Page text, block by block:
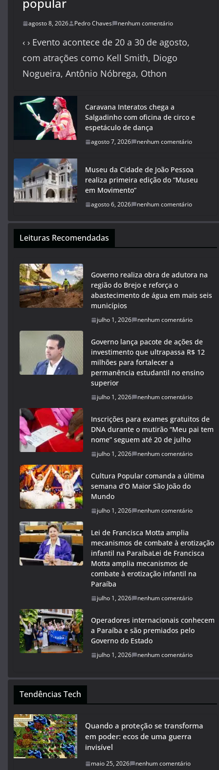
agosto 8, 2026 Pedro Chaves nenhum comentário
‹ › Evento acontece de 20 a 30 de agosto,
com atrações como Kell Smith, Diogo
Nogueira, Antônio Nóbrega, Othon
Caravana Interatos chega a
Salgadinho com oficina de circo e
espetáculo de dança
agosto 7, 2026 nenhum comentário
Museu da Cidade de João Pessoa
realiza primeira edição do “Museu
em Movimento”
agosto 6, 2026 nenhum comentário
Leituras Recomendadas
Governo realiza obra de adutora na
região do Brejo e reforça o
abastecimento de água em mais seis
municípios
julho 1, 2026 nenhum comentário
Governo lança pacote de ações de
investimento que ultrapassa R$ 12
milhões para fortalecer a
permanência estudantil no ensino
superior
julho 1, 2026 nenhum comentário
Inscrições para exames gratuitos de
DNA durante o mutirão “Meu pai tem
nome” seguem até 20 de julho
julho 1, 2026 nenhum comentário
Cultura Popular comanda a última
semana d’O Maior São João do
Mundo
julho 1, 2026 nenhum comentário
Lei de Francisca Motta amplia
mecanismos de combate à erotização
infantil na ParaíbaLei de Francisca
Motta amplia mecanismos de
combate à erotização infantil na
Paraíba
julho 1, 2026 nenhum comentário
Operadores internacionais conhecem
a Paraíba e são premiados pelo
Governo do Estado
julho 1, 2026 nenhum comentário
Tendências Tech
Quando a proteção se transforma
em poder: ecos de uma guerra
invisível
maio 25, 2026 nenhum comentário